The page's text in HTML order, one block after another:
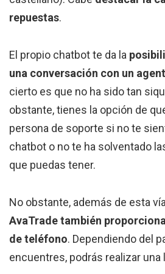
repuestas.
El propio chatbot te da la
una conversación con un
cierto es que no ha sido tan
obstante, tienes la opción de
persona de soporte si no te
chatbot o no te ha solventado
que puedas tener.
No obstante, además de esta
AvaTrade también
de teléfono. Dependiendo del
encuentres, podrás realizar una